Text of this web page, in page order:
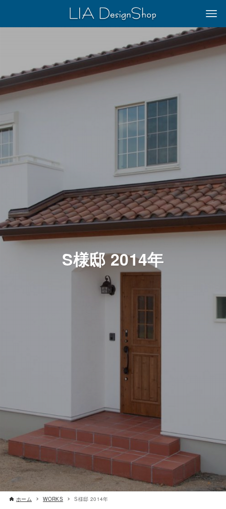
S様邸 2014年
ホーム WORKS S様邸 2014年